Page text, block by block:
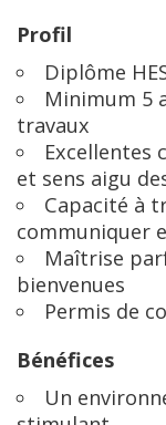
Profil
Diplôme
Minimum 5
travaux
Excellentes
et sens aigu
Capacité à
communiquer
Maîtrise
bienvenues
Permis de
Bénéfices
Un